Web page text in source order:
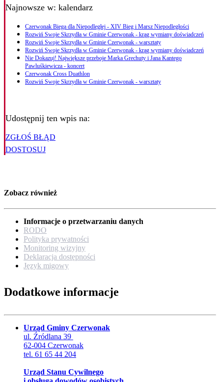
Najnowsze w: kalendarz
Czerwonak Biega dla Niepodległej - XIV Bieg i Marsz Niepodległości
Rozwiń Swoje Skrzydła w Gminie Czerwonak - krąg wymiany doświadczeń
Rozwiń Swoje Skrzydła w Gminie Czerwonak - warsztaty
Rozwiń Swoje Skrzydła w Gminie Czerwonak - krąg wymiany doświadczeń
Nie Dokazuj! Największe przeboje Marka Grechuty i Jana Kantego
Pawluśkiewicza - koncert
Czerwonak Cross Duathlon
Rozwiń Swoje Skrzydła w Gminie Czerwonak - warsztaty
Udostępnij ten wpis na:
ZGŁOŚ BŁĄD
DOSTOSUJ
Zobacz również
Informacje o przetwarzaniu danych
RODO
Polityka prywatności
Monitoring wizyjny
Deklaracja dostępności
Język migowy
Dodatkowe informacje
Urząd Gminy Czerwonak
ul. Źródlana 39
62-004 Czerwonak
tel. 61 65 44 204
Urząd Stanu Cywilnego